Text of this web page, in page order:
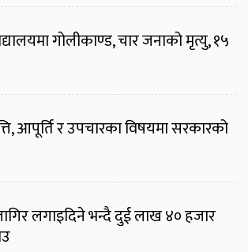
गोलीकाण्ड, चार जनाको मृत्यु, १५
आपूर्ति र उपचारका विषयमा सरकारको
लगाइदिने भन्दै दुई लाख ४० हजार